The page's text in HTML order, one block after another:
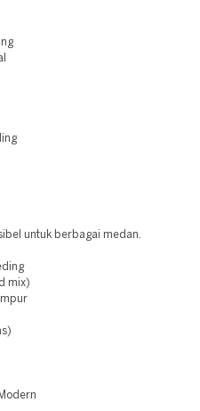
untuk berbagai medan.
mix)